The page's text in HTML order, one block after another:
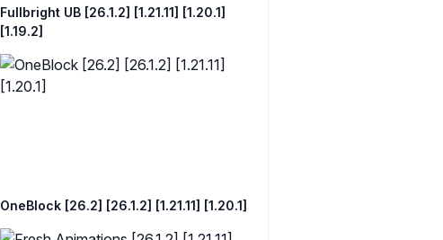
Fullbright UB [26.1.2] [1.21.11] [1.20.1]
[1.19.2]
OneBlock [26.2] [26.1.2] [1.21.11] [1.20.1]